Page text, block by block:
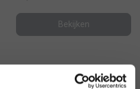
Bekijken
producten